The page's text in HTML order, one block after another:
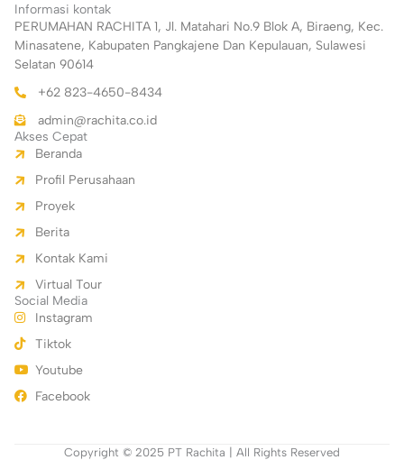
Informasi kontak
PERUMAHAN RACHITA 1, Jl. Matahari No.9 Blok A, Biraeng, Kec.
Minasatene, Kabupaten Pangkajene Dan Kepulauan, Sulawesi
Selatan 90614
+62 823-4650-8434
admin@rachita.co.id
Akses Cepat
Beranda
Profil Perusahaan
Proyek
Berita
Kontak Kami
Virtual Tour
Social Media
Instagram
Tiktok
Youtube
Facebook
Copyright © 2025 PT Rachita | All Rights Reserved